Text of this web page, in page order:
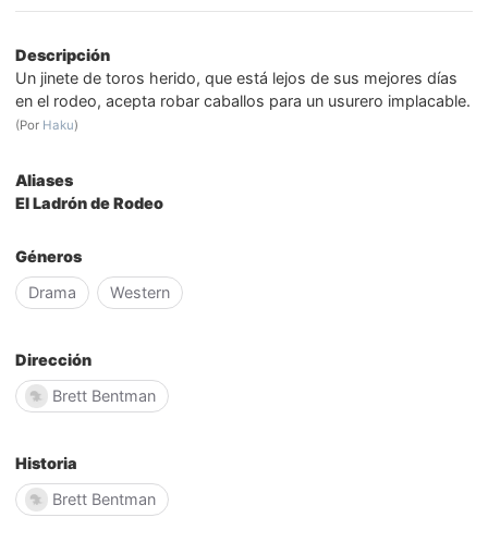
Descripción
Un jinete de toros herido, que está lejos de sus mejores días
en el rodeo, acepta robar caballos para un usurero implacable.
(Por Haku)
Aliases
El Ladrón de Rodeo
Géneros
Drama
Western
Dirección
Brett Bentman
Historia
Brett Bentman